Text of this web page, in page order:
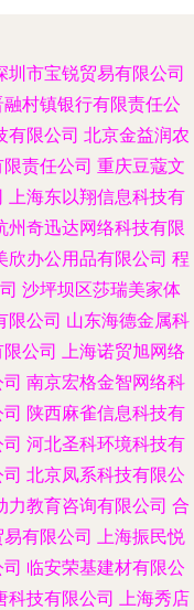
圳市宝锐贸易有限公司
村镇银行有限责任公
有限公司 北京金益润农
责任公司 重庆豆蔻文
上海东以翔信息科技有
州奇迅达网络科技有限
欣办公用品有限公司 程
沙坪坝区莎瑞美家体
限公司 山东海德金属科
公司 上海诺贸旭网络
南京宏格金智网络科
陕西麻雀信息科技有
河北圣科环境科技有
北京凤系科技有限公
力教育咨询有限公司 合
有限公司 上海振民悦
临安荣基建材有限公
科技有限公司 上海秀店